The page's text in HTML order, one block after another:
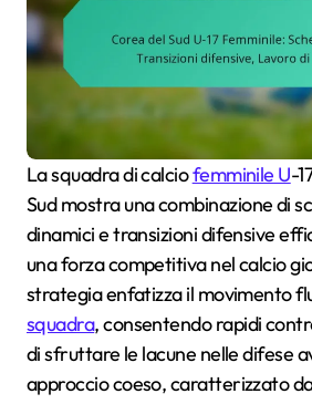
La squadra di calciofemminile U-
Sud mostra una combinazione di
dinamici e transizioni difensive
una forza competitiva nel calcio
strategia enfatizza il movimento
squadra, consentendo rapidi
di sfruttare le lacune nelle difese
approccio coeso, caratterizzato